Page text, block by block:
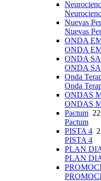
Nuevas
Nuevas
ONDA
ONDA
ONDA
ONDA
Onda
Onda
ONDAS
ONDAS
Pactum 22
Pactum
PISTA 4 2
PISTA 4
PLAN
PLAN